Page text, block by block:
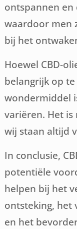
ontspannen
waardoor men
bij het
Hoewel CBD-
belangrijk op
wondermiddel
variëren. Het is
wij staan altijd
In conclusie,
potentiële
helpen bij het
ontsteking, het
en het